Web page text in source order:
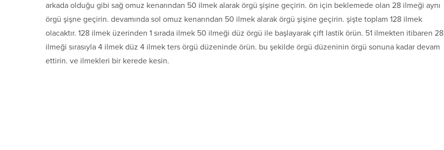
arkada olduğu gibi sağ omuz kenarından 50 ilmek alarak örgü şişine geçirin. ön için beklemede olan 28 ilmeği aynı
örgü şişne geçirin. devamında sol omuz kenarından 50 ilmek alarak örgü şişine geçirin. şişte toplam 128 ilmek
olacaktır. 128 ilmek üzerinden 1 sırada ilmek 50 ilmeği düz örgü ile başlayarak çift lastik örün. 51 ilmekten itibaren 28
ilmeği sırasıyla 4 ilmek düz 4 ilmek ters örgü düzeninde örün. bu şekilde örgü düzeninin örgü sonuna kadar devam
ettirin. ve ilmekleri bir kerede kesin.